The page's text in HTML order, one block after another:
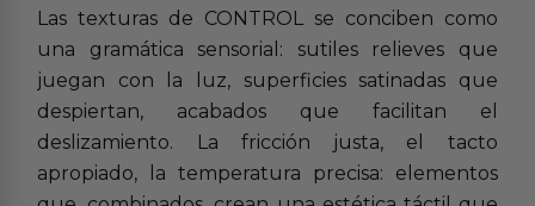
Las texturas de CONTROL se conciben como
una gramática sensorial: sutiles relieves que
juegan con la luz, superficies satinadas que
despiertan, acabados que facilitan el
deslizamiento. La fricción justa, el tacto
apropiado, la temperatura precisa: elementos